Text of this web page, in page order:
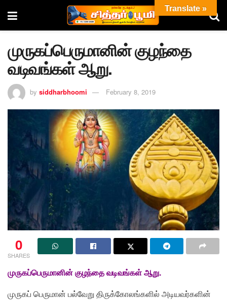
முருகப்பெருமானின் குழந்தை
வடிவங்கள் ஆறு.
by siddharbhoomi February 8, 2019
0
SHARES
முருகப்பெருமானின் குழந்தை வடிவங்கள் ஆறு.
முருகப் பெருமான் பல்வேறு திருக்கோலங்களில் அடியவர்களின்
Translate »